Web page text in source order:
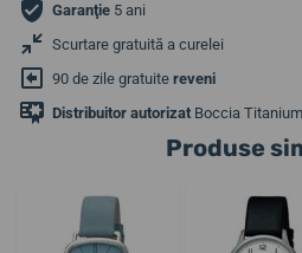
Garanţie 5 ani
Scurtare gratuită a curelei
90 de zile gratuite reveni
Distribuitor autorizat Boccia Titanium
Produse